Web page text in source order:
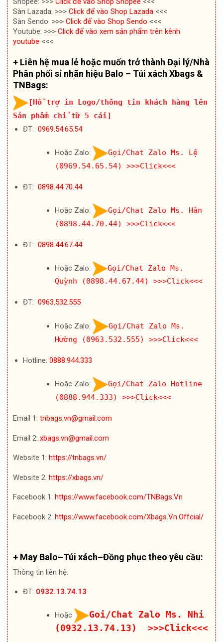
Sàn Lazada: >>> Click để vào Shop Lazada <<<
Sàn Sendo: >>> Click để vào Shop Sendo <<<
Youtube: >>> Click để vào xem sản phẩm trên kênh
youtube <<<
+ Liên hệ mua lẻ hoặc muốn trở thành Đại lý/Nhà
Phân phối sỉ nhãn hiệu Balo – Túi xách Xbags &
TNBags:
[Hỗ trợ in Logo/thông tin khách hàng lên
Sản phẩm chỉ từ 5 cái]
ĐT: 0969.54.65.54
Hoặc Zalo:
Gọi/Chat Zalo Ms. Lệ
(0969.54.65.54)
>>>Click<<<
ĐT: 0898.44.70.44
Hoặc Zalo:
Gọi/Chat Zalo Ms. Hân
(0898.44.70.44)
>>>Click<<<
ĐT: 0898.44.67.44
Hoặc Zalo:
Gọi/Chat Zalo Ms.
Quỳnh (0898.44.67.44)
>>>Click<<<
ĐT: 0963.532.555
Hoặc Zalo:
Gọi/Chat Zalo Ms.
Hường (0963.532.555)
>>>Click<<<
Hotline: 0888.944.333
Hoặc Zalo:
Gọi/Chat Zalo Hotline
(0888.944.333)
>>>Click<<<
Email 1: tnbags.vn@gmail.com
Email 2: xbags.vn@gmail.com
Website 1: https://tnbags.vn/
Website 2: https://xbags.vn/
Facebook 1: https://www.facebook.com/TNBags.Vn
Facebook 2: https://www.facebook.com/Xbags.Vn.Offcial/
+ May Balo–Túi xách–Đồng phục theo yêu cầu:
Thông tin liên hệ:
ĐT: 0932.13.74.13
Hoặc
Goi/Chat Zalo Ms. Nhi
(0932.13.74.13) >>>Click<<<